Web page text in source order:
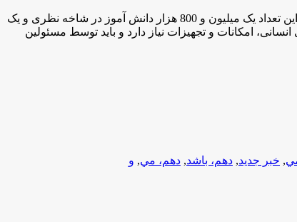
زرافشان با بیان اینکه پیش بینی می شود بعد از استقرار نظام 6-3-3 تعداد کل دانش آموزان دوره متوسطه دوم به سه میلیون نفر برسد؛ گفت: از این تعداد یک میلیون و 800 هزار دانش آموز در شاخه نظری و یک
امکانات و تجهیزات نیاز دارد و باید توسط مسئولین
, خبر جدید, دهم، باشد, دهم، مي, و